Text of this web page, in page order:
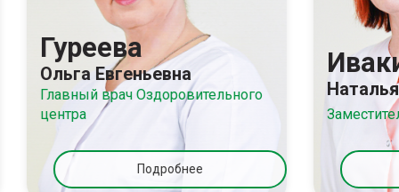
Гуреева
Ольга Евгеньевна
Главный врач Оздоровительного
центра
Подробнее